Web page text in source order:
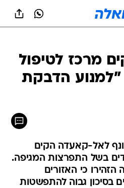
מרכז לטיפול
"למנוע הדבקת
לאל-קאעדה הקים
בשל התפרצות המגיפה.
הזהירו כי האזורים
בסיכון גבוה להתפשטות